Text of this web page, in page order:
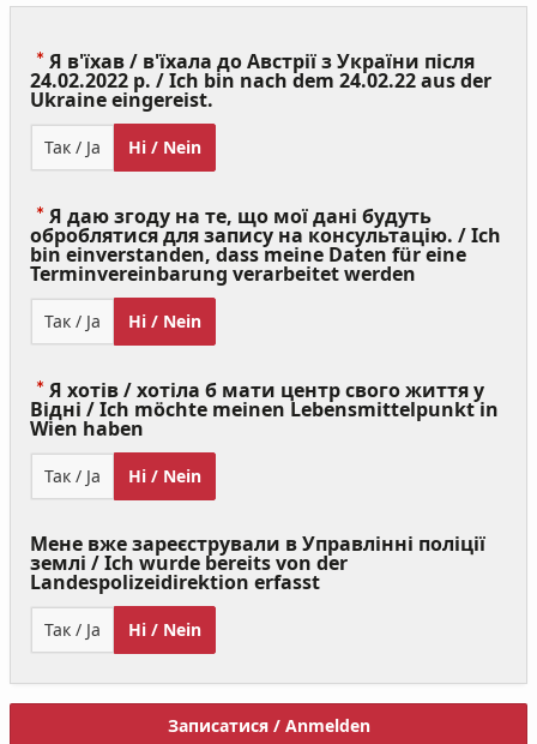
Я в'їхав / в'їхала до Австрії з України після
24.02.2022 р. / Ich bin nach dem 24.02.22 aus der
Ukraine eingereist.
Required)
Так / Ja Ні / Nein
Я даю згоду на те, що мої дані будуть
оброблятися для запису на консультацію. / Ich
bin einverstanden, dass meine Daten für eine
Terminvereinbarung verarbeitet werden
Так / Ja Ні / Nein
Я хотів / хотіла б мати центр свого життя у
Відні / Ich möchte meinen Lebensmittelpunkt in
Wien haben
Required)
Так / Ja Ні / Nein
Мене вже зареєстрували в Управлінні поліції
землі / Ich wurde bereits von der
Landespolizeidirektion erfasst
Так / Ja Ні / Nein
Записатися / Anmelden